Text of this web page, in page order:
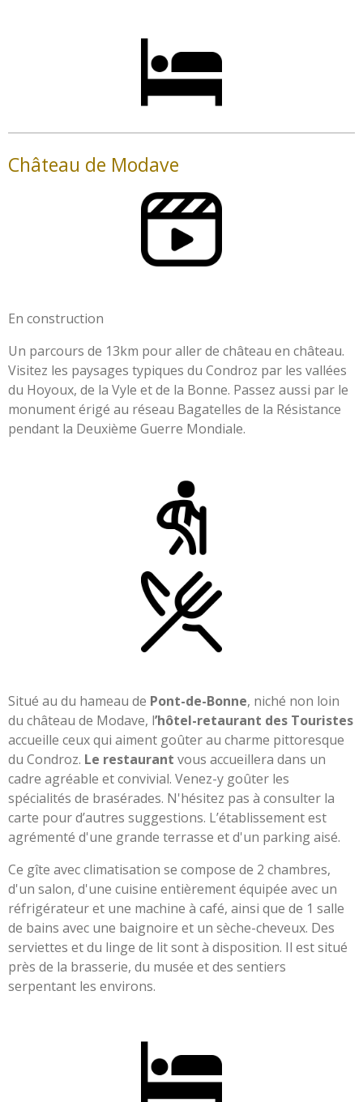
Château de Modave
En construction
Un parcours de 13km pour aller de château en château.
Visitez les paysages typiques du Condroz par les vallées
du Hoyoux, de la Vyle et de la Bonne. Passez aussi par le
monument érigé au réseau Bagatelles de la Résistance
pendant la Deuxième Guerre Mondiale.
Situé au du hameau de Pont-de-Bonne, niché non loin
du château de Modave, l’hôtel-retaurant des Touristes
accueille ceux qui aiment goûter au charme pittoresque
du Condroz. Le restaurant vous accueillera dans un
cadre agréable et convivial. Venez-y goûter les
spécialités de brasérades. N'hésitez pas à consulter la
carte pour d’autres suggestions. L’établissement est
agrémenté d'une grande terrasse et d'un parking aisé.
Ce gîte avec climatisation se compose de 2 chambres,
d'un salon, d'une cuisine entièrement équipée avec un
réfrigérateur et une machine à café, ainsi que de 1 salle
de bains avec une baignoire et un sèche-cheveux. Des
serviettes et du linge de lit sont à disposition. Il est situé
près de la brasserie, du musée et des sentiers
serpentant les environs.